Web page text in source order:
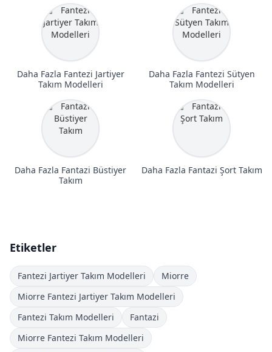
Daha Fazla Fantezi Jartiyer
Takım Modelleri
Daha Fazla Fantezi Sütyen
Takım Modelleri
Daha Fazla Fantazi Büstiyer
Takım
Daha Fazla Fantazi Şort Takım
Etiketler
Fantezi Jartiyer Takım Modelleri
Miorre
Miorre Fantezi Jartiyer Takım Modelleri
Fantezi Takım Modelleri
Fantazi
Miorre Fantezi Takım Modelleri